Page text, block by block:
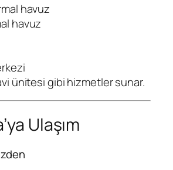
havuz
havuz
ünitesi gibi hizmetler sunar.
Ulaşım